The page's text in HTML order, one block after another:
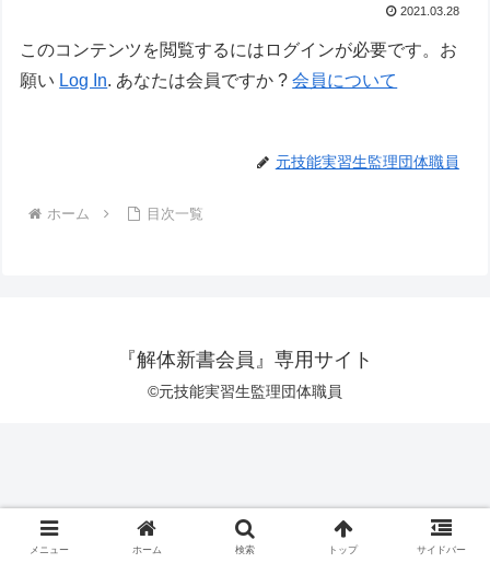
2021.03.28
このコンテンツを閲覧するにはログインが必要です。お
願い Log In. あなたは会員ですか ?会員について
元技能実習生監理団体職員
ホーム 目次一覧
『解体新書会員』専用サイト
©元技能実習生監理団体職員
メニュー ホーム 検索 トップ サイドバー